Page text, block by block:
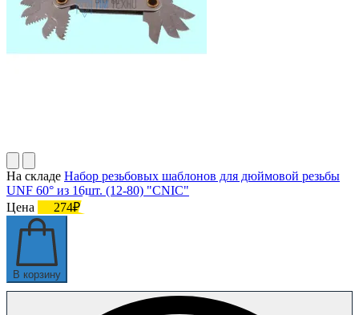
На складе Набор резьбовых шаблонов для дюймовой резьбы
UNF 60° из 16шт. (12-80) "CNIC"
Цена
274₽
В корзину